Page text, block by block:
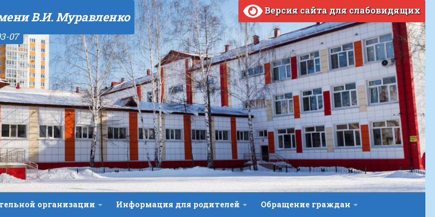
В.И. Муравленко
07
Версия сайта для слабовидящих
организации Информация для родителей Обращение граждан